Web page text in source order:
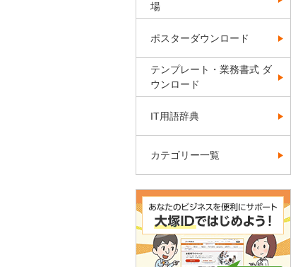
場
ポスターダウンロード
テンプレート・業務書式 ダ
ウンロード
IT用語辞典
カテゴリー一覧